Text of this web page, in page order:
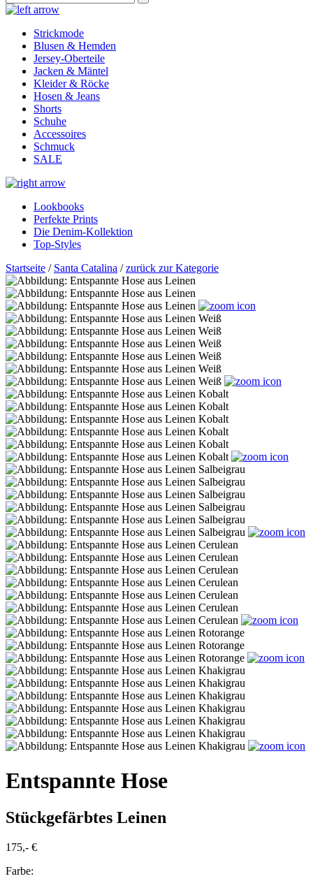
Strickmode
Blusen & Hemden
Jersey-Oberteile
Jacken & Mäntel
Kleider & Röcke
Hosen & Jeans
Shorts
Schuhe
Accessoires
Schmuck
SALE
Lookbooks
Perfekte Prints
Die Denim-Kollektion
Top-Styles
Startseite / Santa Catalina /zurück zur Kategorie
Entspannte Hose
Stückgefärbtes Leinen
175,- €
Farbe: